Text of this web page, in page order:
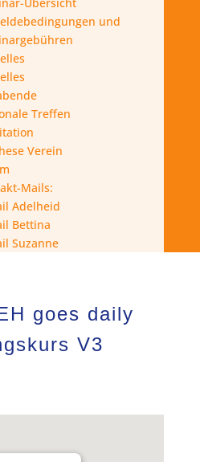
und
Treffen
Verein
Mails:
Adelheid
Bettina
Suzanne
goes daily
V3